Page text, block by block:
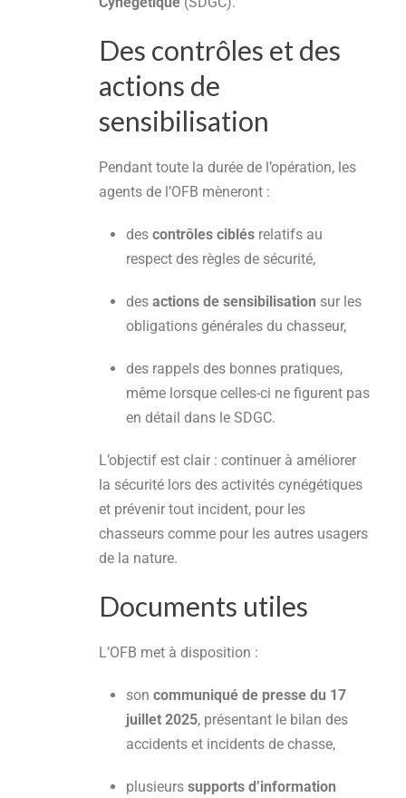
Des contrôles et des
actions de
sensibilisation
Pendant toute la durée de l’opération, les
agents de l’OFB mèneront :
des contrôles ciblés relatifs au
respect des règles de sécurité,
des actions de sensibilisation sur les
obligations générales du chasseur,
des rappels des bonnes pratiques,
même lorsque celles-ci ne figurent pas
en détail dans le SDGC.
L’objectif est clair : continuer à améliorer
la sécurité lors des activités cynégétiques
et prévenir tout incident, pour les
chasseurs comme pour les autres usagers
de la nature.
Documents utiles
L’OFB met à disposition :
son communiqué de presse du 17
juillet 2025, présentant le bilan des
accidents et incidents de chasse,
plusieurs supports d’information